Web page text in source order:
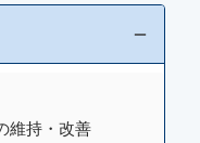
維持・改善